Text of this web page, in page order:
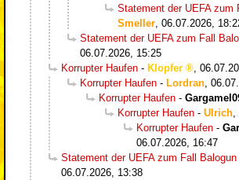
Statement der UEFA zum
Smeller 06.07.2026,
Statement der UEFA zum Fall
06.07.2026, 15:25
Korrupter Haufen - Klopfer
Korrupter Haufen - Lordran
Korrupter Haufen -
Korrupter Haufen - Ulrich
Korrupter Haufen -
06.07.2026, 16:47
Statement der UEFA zum Fall Balogun
06.07.2026, 13:38